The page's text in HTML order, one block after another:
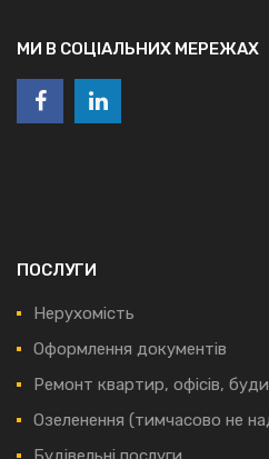
МИ В СОЦІАЛЬНИХ МЕРЕЖАХ
ПОСЛУГИ
Нерухомість
Оформлення документів
Ремонт квартир, офісів,
Озеленення (тимчасово не